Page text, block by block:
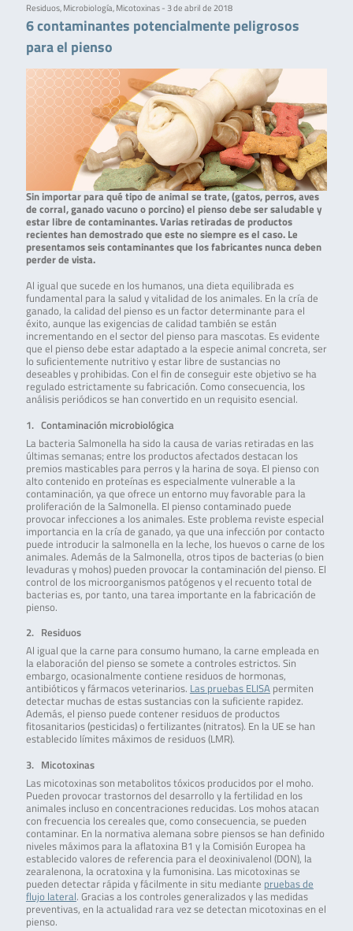
Residuos, Microbiología, Micotoxinas - 3 de abril de 2018
6 contaminantes potencialmente peligrosos
para el pienso
Sin importar para qué tipo de animal se trate, (gatos, perros, aves
de corral, ganado vacuno o porcino) el pienso debe ser saludable y
estar libre de contaminantes. Varias retiradas de productos
recientes han demostrado que este no siempre es el caso. Le
presentamos seis contaminantes que los fabricantes nunca deben
perder de vista.
Al igual que sucede en los humanos, una dieta equilibrada es
fundamental para la salud y vitalidad de los animales. En la cría de
ganado, la calidad del pienso es un factor determinante para el
éxito, aunque las exigencias de calidad también se están
incrementando en el sector del pienso para mascotas. Es evidente
que el pienso debe estar adaptado a la especie animal concreta, ser
lo suficientemente nutritivo y estar libre de sustancias no
deseables y prohibidas. Con el fin de conseguir este objetivo se ha
regulado estrictamente su fabricación. Como consecuencia, los
análisis periódicos se han convertido en un requisito esencial.
1. Contaminación microbiológica
La bacteria Salmonella ha sido la causa de varias retiradas en las
últimas semanas; entre los productos afectados destacan los
premios masticables para perros y la harina de soya. El pienso con
alto contenido en proteínas es especialmente vulnerable a la
contaminación, ya que ofrece un entorno muy favorable para la
proliferación de la Salmonella. El pienso contaminado puede
provocar infecciones a los animales. Este problema reviste especial
importancia en la cría de ganado, ya que una infección por contacto
puede introducir la salmonella en la leche, los huevos o carne de los
animales. Además de la Salmonella, otros tipos de bacterias (o bien
levaduras y mohos) pueden provocar la contaminación del pienso. El
control de los microorganismos patógenos y el recuento total de
bacterias es, por tanto, una tarea importante en la fabricación de
pienso.
2. Residuos
Al igual que la carne para consumo humano, la carne empleada en
la elaboración del pienso se somete a controles estrictos. Sin
embargo, ocasionalmente contiene residuos de hormonas,
antibióticos y fármacos veterinarios. Las pruebas ELISApermiten
detectar muchas de estas sustancias con la suficiente rapidez.
Además, el pienso puede contener residuos de productos
fitosanitarios (pesticidas) o fertilizantes (nitratos). En la UE se han
establecido límites máximos de residuos (LMR).
3. Micotoxinas
Las micotoxinas son metabolitos tóxicos producidos por el moho.
Pueden provocar trastornos del desarrollo y la fertilidad en los
animales incluso en concentraciones reducidas. Los mohos atacan
con frecuencia los cereales que, como consecuencia, se pueden
contaminar. En la normativa alemana sobre piensos se han definido
niveles máximos para la aflatoxina B1 y la Comisión Europea ha
establecido valores de referencia para el deoxinivalenol (DON), la
zearalenona, la ocratoxina y la fumonisina. Las micotoxinas se
pueden detectar rápida y fácilmente in situ mediante pruebas de
flujo lateral. Gracias a los controles generalizados y las medidas
preventivas, en la actualidad rara vez se detectan micotoxinas en el
pienso.